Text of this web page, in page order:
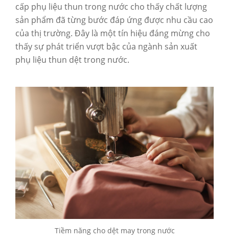
cấp phụ liệu thun trong nước cho thấy chất lượng
sản phẩm đã từng bước đáp ứng được nhu cầu cao
của thị trường. Đây là một tín hiệu đáng mừng cho
thấy sự phát triển vượt bậc của ngành sản xuất
phụ liệu thun dệt trong nước.
Tiềm năng cho dệt may trong nước